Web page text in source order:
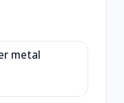
bevestiging
RAL-
metal